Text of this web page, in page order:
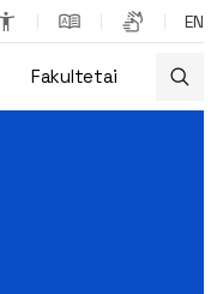
EN
Fakultetai